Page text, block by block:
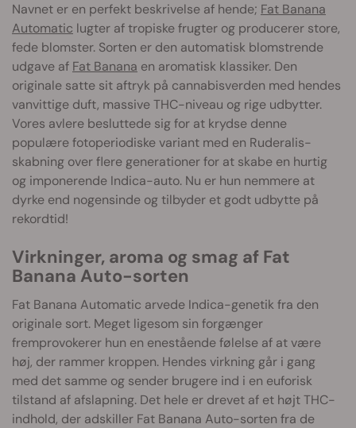
Navnet er en perfekt beskrivelse af hende; Fat Banana
Automatic lugter af tropiske frugter og producerer store,
fede blomster. Sorten er den automatisk blomstrende
udgave af Fat Banana en aromatisk klassiker. Den
originale satte sit aftryk på cannabisverden med hendes
vanvittige duft, massive THC-niveau og rige udbytter.
Vores avlere besluttede sig for at krydse denne
populære fotoperiodiske variant med en Ruderalis-
skabning over flere generationer for at skabe en hurtig
og imponerende Indica-auto. Nu er hun nemmere at
dyrke end nogensinde og tilbyder et godt udbytte på
rekordtid!
Virkninger, aroma og smag af Fat
Banana Auto-sorten
Fat Banana Automatic arvede Indica-genetik fra den
originale sort. Meget ligesom sin forgænger
fremprovokerer hun en enestående følelse af at være
høj, der rammer kroppen. Hendes virkning går i gang
med det samme og sender brugere ind i en euforisk
tilstand af afslapning. Det hele er drevet af et højt THC-
indhold, der adskiller Fat Banana Auto-sorten fra de